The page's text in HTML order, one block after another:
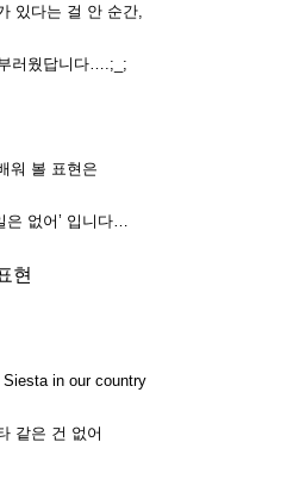
있다는 걸 안 순간,
러웠답니다….;_;
워 볼 표현은
없어’ 입니다…
in our country
같은 건 없어